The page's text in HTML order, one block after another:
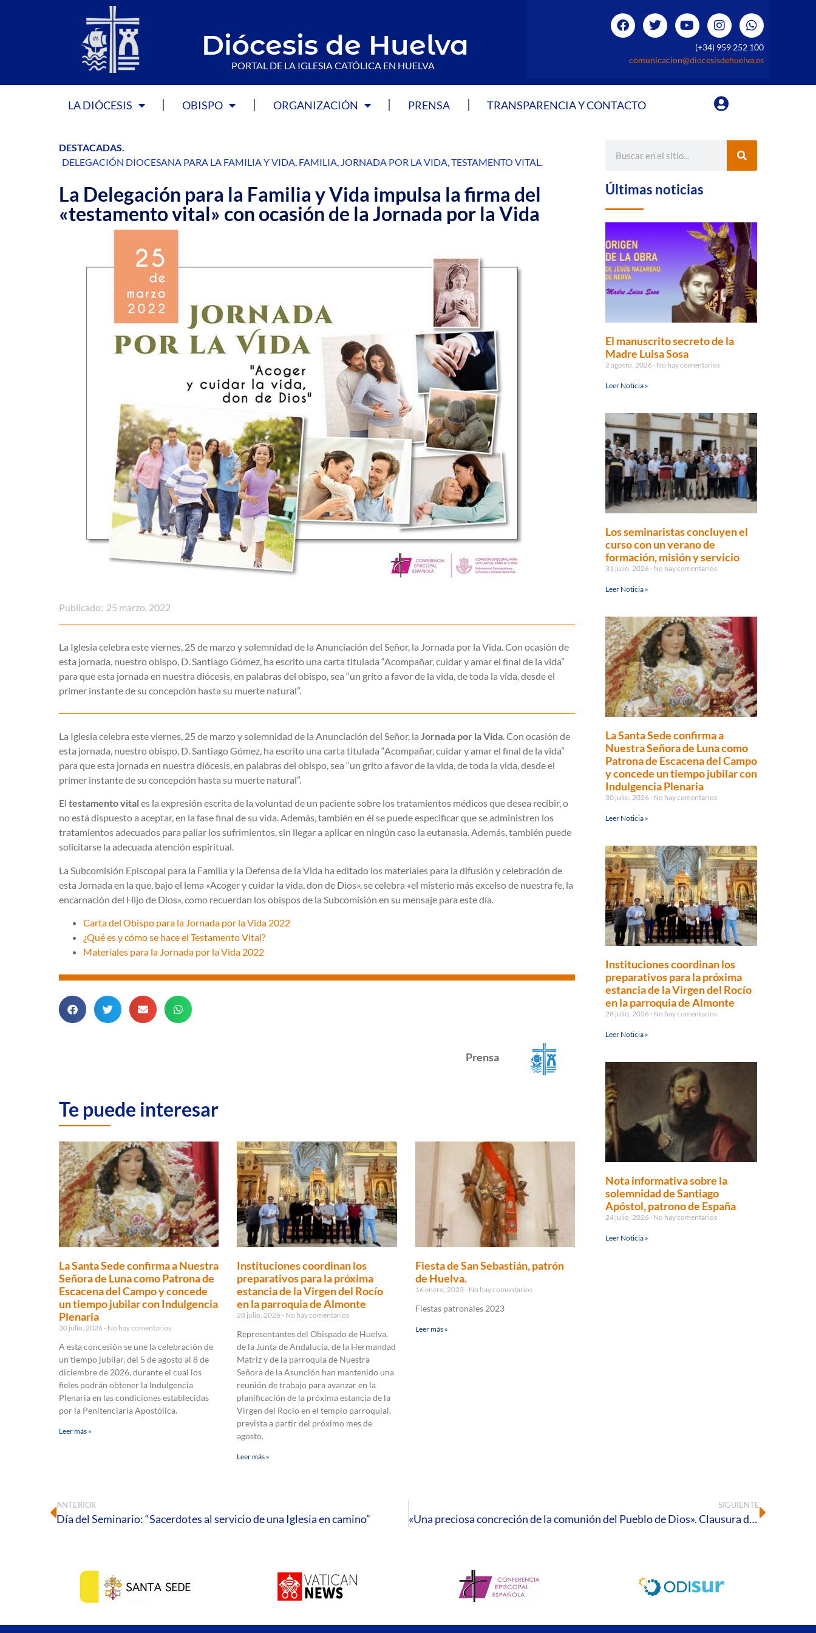
Diócesis de Huelva
PORTAL DE LA IGLESIA CATÓLICA EN HUELVA
(+34) 959 252 100
comunicacion@diocesisdehuelva.es
LA DIÓCESIS OBISPO ORGANIZACIÓN PRENSA TRANSPARENCIA Y CONTACTO
DESTACADAS.
DELEGACIÓN DIOCESANA PARA LA FAMILIA Y VIDA, FAMILIA, JORNADA POR LA VIDA,TESTAMENTO VITAL.
La Delegación para la Familia y Vida impulsa la firma del
«testamento vital» con ocasión de la Jornada por la Vida
Publicado: 25 marzo, 2022
La Iglesia celebra este viernes, 25 de marzo y solemnidad de la Anunciación del Señor, la Jornada por la Vida. Con ocasión de
esta jornada, nuestro obispo, D. Santiago Gómez, ha escrito una carta titulada “Acompañar, cuidar y amar el final de la vida”
para que esta jornada en nuestra diócesis, en palabras del obispo, sea “un grito a favor de la vida, de toda la vida, desde el
primer instante de su concepción hasta su muerte natural”.
La Iglesia celebra este viernes, 25 de marzo y solemnidad de la Anunciación del Señor, la Jornada por la Vida. Con ocasión de
esta jornada, nuestro obispo, D. Santiago Gómez, ha escrito una carta titulada “Acompañar, cuidar y amar el final de la vida”
para que esta jornada en nuestra diócesis, en palabras del obispo, sea “un grito a favor de la vida, de toda la vida, desde el
primer instante de su concepción hasta su muerte natural”.
El testamento vitales la expresión escrita de la voluntad de un paciente sobre los tratamientos médicos que desea recibir, o
no está dispuesto a aceptar, en la fase final de su vida. Además, también en él se puede especificar que se administren los
tratamientos adecuados para paliar los sufrimientos, sin llegar a aplicar en ningún caso la eutanasia. Además, también puede
solicitarse la adecuada atención espiritual.
La Subcomisión Episcopal para la Familia y la Defensa de la Vida ha editado los materiales para la difusión y celebración de
esta Jornada en la que, bajo el lema «Acoger y cuidar la vida, don de Dios», se celebra «el misterio más excelso de nuestra fe, la
encarnación del Hijo de Dios», como recuerdan los obispos de la Subcomisión en su mensaje para este día.
Carta del Obispo para la Jornada por la Vida 2022
¿Qué es y cómo se hace el Testamento Vital?
Materiales para la Jornada por la Vida 2022
Prensa
Te puede interesar
La Santa Sede confirma a Nuestra
Señora de Luna como Patrona de
Escacena del Campo y concede
un tiempo jubilar con Indulgencia
Plenaria
30 julio, 2026 No hay comentarios
A esta concesión se une la celebración de
un tiempo jubilar, del 5 de agosto al 8 de
diciembre de 2026, durante el cual los
fieles podrán obtener la Indulgencia
Plenaria en las condiciones establecidas
por la Penitenciaría Apostólica.
Leer más »
Instituciones coordinan los
preparativos para la próxima
estancia de la Virgen del Rocío
en la parroquia de Almonte
28 julio, 2026 No hay comentarios
Representantes del Obispado de Huelva,
de la Junta de Andalucía, de la Hermandad
Matriz y de la parroquia de Nuestra
Señora de la Asunción han mantenido una
reunión de trabajo para avanzar en la
planificación de la próxima estancia de la
Virgen del Rocío en el templo parroquial,
prevista a partir del próximo mes de
agosto.
Leer más »
Fiesta de San Sebastián, patrón
de Huelva.
16 enero, 2023 No hay comentarios
Fiestas patronales 2023
Leer más »
Últimas noticias
El manuscrito secreto de la
Madre Luisa Sosa
2 agosto, 2026 No hay comentarios
Leer Noticia »
Los seminaristas concluyen el
curso con un verano de
formación, misión y servicio
31 julio, 2026 No hay comentarios
Leer Noticia »
La Santa Sede confirma a
Nuestra Señora de Luna como
Patrona de Escacena del Campo
y concede un tiempo jubilar con
Indulgencia Plenaria
30 julio, 2026 No hay comentarios
Leer Noticia »
Instituciones coordinan los
preparativos para la próxima
estancia de la Virgen del Rocío
en la parroquia de Almonte
28 julio, 2026 No hay comentarios
Leer Noticia »
Nota informativa sobre la
solemnidad de Santiago
Apóstol, patrono de España
24 julio, 2026 No hay comentarios
Leer Noticia »
ANTERIOR
Día del Seminario: “Sacerdotes al servicio de una Iglesia en camino”
SIGUIENTE
«Una preciosa concreción de la comunión del Pueblo de Dios». Clausura de la Fase Diocesana del Sínodo